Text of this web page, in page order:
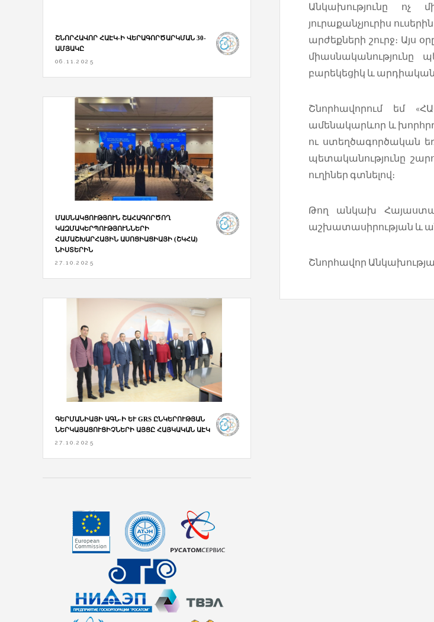
Անկախությունը ոչ
յուրաքանչյուրիս
արժեքների շուրջ։ Այս
միասնականությունը
բարեկեցիկ և
Շնորհավորում եմ
ամենակարևոր և
ու ստեղծագործական
պետականությունը
ուղիներ գտնելով։
Թող անկախ
աշխատասիրության և
Շնորհավոր
ՇՆՈՐՀԱՎՈՐ ՀԱԷԿ-Ի ՎԵՐԱԳՈՐԾԱՐԿՄԱՆ 30-
ԱՄՅԱԿԸ
06.11.2025
ՄԱՍՆԱԿՑՈՒԹՅՈՒՆ ՇԱՀԱԳՈՐԾՈՂ
ԿԱԶՄԱԿԵՐՊՈՒԹՅՈՒՆՆԵՐԻ
ՀԱՄԱՇԽԱՐՀԱՅԻՆ ԱՍՈՑԻԱՑԻԱՅԻ (ՇԿՀԱ)
ՆԻՍՏԵՐԻՆ
27.10.2025
ԳԵՐՄԱՆԻԱՅԻ ԱԳՆ-Ի ԵՒ GRS ԸՆԿԵՐՈՒԹՅԱՆ Ն
ԵՐԿԱՅԱՑՈՒՑԻՉՆԵՐԻ ԱՅՑԸ ՀԱՅԿԱԿԱՆ ԱԷԿ
27.10.2025